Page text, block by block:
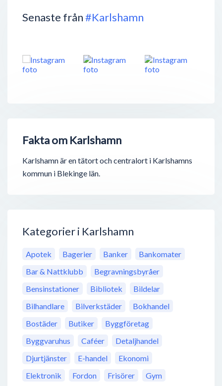
Senaste från#Karlshamn
Fakta om Karlshamn
Karlshamn är en tätort och centralort i Karlshamns
kommun i Blekinge län.
Kategorier i Karlshamn
Apotek Bagerier Banker
Bankomater
Bar & Nattklubb
Begravningsbyråer
Bensinstationer
Bibliotek
Bildelar
Bilhandlare
Bilverkstäder
Bokhandel
Bostäder
Butiker
Byggföretag
Byggvaruhus
Caféer
Detaljhandel
Djurtjänster
E-handel
Ekonomi
Elektronik
Fordon Frisörer
Gym